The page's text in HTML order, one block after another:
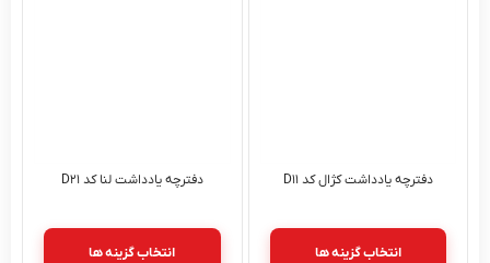
دفترچه یادداشت کژال کد D۱۱
انتخاب گزینه ها
دفترچه یادداشت لنا کد D۲۱
انتخاب گزینه ها